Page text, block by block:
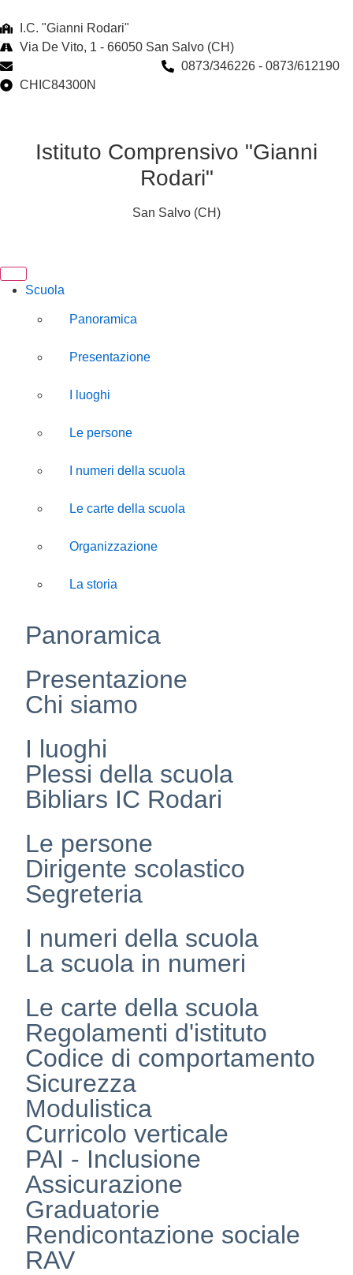
I.C. "Gianni Rodari"
Via De Vito, 1 - 66050 San Salvo (CH)
0873/346226 - 0873/612190
CHIC84300N
Istituto Comprensivo "Gianni
Rodari"
San Salvo (CH)
Scuola
Panoramica
Presentazione
I luoghi
Le persone
I numeri della scuola
Le carte della scuola
Organizzazione
La storia
Panoramica
Presentazione
Chi siamo
I luoghi
Plessi della scuola
Bibliars IC Rodari
Le persone
Dirigente scolastico
Segreteria
I numeri della scuola
La scuola in numeri
Le carte della scuola
Regolamenti d'istituto
Codice di comportamento
Sicurezza
Modulistica
Curricolo verticale
PAI - Inclusione
Assicurazione
Graduatorie
Rendicontazione sociale
RAV